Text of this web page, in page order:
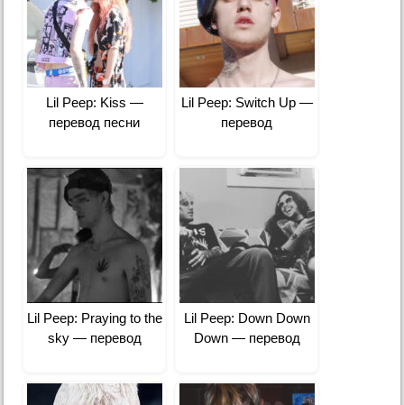
Lil Peep: Kiss —
перевод песни
Lil Peep: Switch Up —
перевод
Lil Peep: Praying to the
sky — перевод
Lil Peep: Down Down
Down — перевод